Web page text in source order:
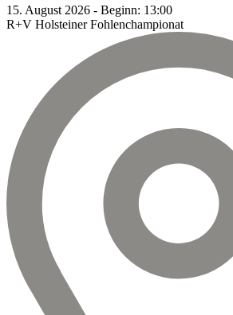
15. August 2026 - Beginn: 13:00
R+V Holsteiner Fohlenchampionat